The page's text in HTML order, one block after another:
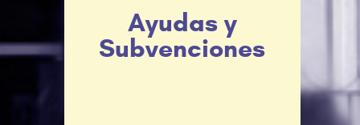
Ayudas y
Subvenciones